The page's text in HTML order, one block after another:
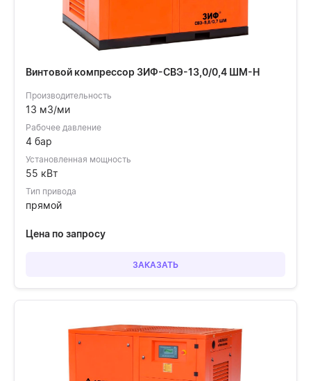
Винтовой компрессор ЗИФ-СВЭ-13,0/0,4 ШМ-Н
Производительность
13 м3/ми
Рабочее давление
4 бар
Установленная мощность
55 кВт
Тип привода
прямой
Цена по запросу
ЗАКАЗАТЬ